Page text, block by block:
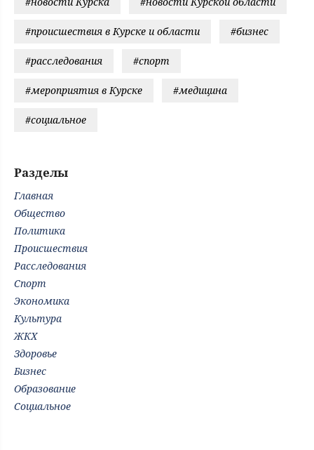
#происшествия в Курске и области #бизнес
#расследования #спорт
#мероприятия в Курске #медицина
#социальное
Разделы
Главная
Общество
Политика
Происшествия
Расследования
Спорт
Экономика
Культура
ЖКХ
Здоровье
Бизнес
Образование
Социальное